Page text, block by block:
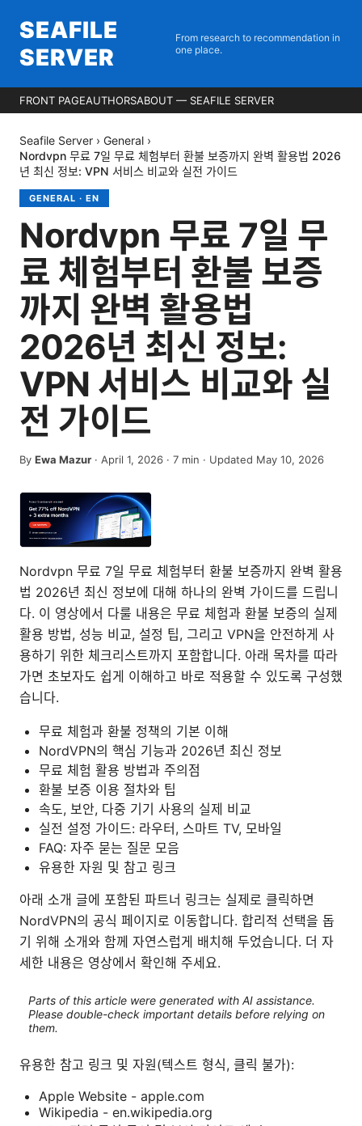
SEAFILE
SERVER
From research to recommendation in
one place.
FRONT PAGEAUTHORSABOUT — SEAFILE SERVER
Seafile Server › General ›
Nordvpn 무료 7일 무료 체험부터 환불 보증까지 완벽 활용법 2026
년 최신 정보: VPN 서비스 비교와 실전 가이드
GENERAL · EN
Nordvpn 무료 7일 무
료 체험부터 환불 보증
까지 완벽 활용법
2026년 최신 정보:
VPN 서비스 비교와 실
전 가이드
By Ewa Mazur · April 1, 2026 · 7 min · Updated May 10, 2026
Nordvpn 무료 7일 무료 체험부터 환불 보증까지 완벽 활용
법 2026년 최신 정보에 대해 하나의 완벽 가이드를 드립니
다. 이 영상에서 다룰 내용은 무료 체험과 환불 보증의 실제
활용 방법, 성능 비교, 설정 팁, 그리고 VPN을 안전하게 사
용하기 위한 체크리스트까지 포함합니다. 아래 목차를 따라
가면 초보자도 쉽게 이해하고 바로 적용할 수 있도록 구성했
습니다.
무료 체험과 환불 정책의 기본 이해
NordVPN의 핵심 기능과 2026년 최신 정보
무료 체험 활용 방법과 주의점
환불 보증 이용 절차와 팁
속도, 보안, 다중 기기 사용의 실제 비교
실전 설정 가이드: 라우터, 스마트 TV, 모바일
FAQ: 자주 묻는 질문 모음
유용한 자원 및 참고 링크
아래 소개 글에 포함된 파트너 링크는 실제로 클릭하면
NordVPN의 공식 페이지로 이동합니다. 합리적 선택을 돕
기 위해 소개와 함께 자연스럽게 배치해 두었습니다. 더 자
세한 내용은 영상에서 확인해 주세요.
Parts of this article were generated with AI assistance.
Please double-check important details before relying on
them.
유용한 참고 링크 및 자원(텍스트 형식, 클릭 불가):
Apple Website - apple.com
Wikipedia - en.wikipedia.org